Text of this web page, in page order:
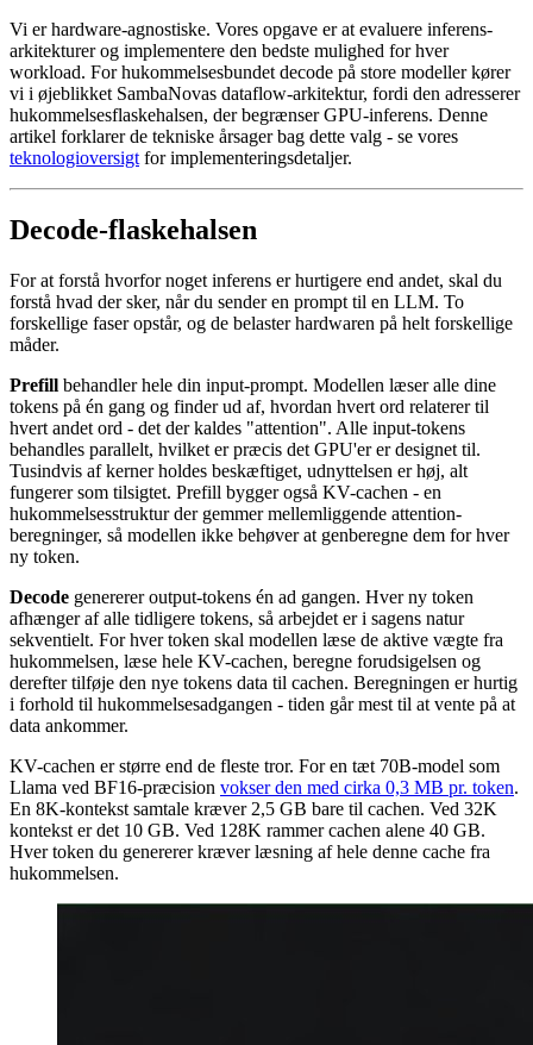
Vi er hardware-agnostiske. Vores opgave er at evaluere inferens-
arkitekturer og implementere den bedste mulighed for hver
workload. For hukommelsesbundet decode på store modeller kører
vi i øjeblikket SambaNovas dataflow-arkitektur, fordi den adresserer
hukommelsesflaskehalsen, der begrænser GPU-inferens. Denne
artikel forklarer de tekniske årsager bag dette valg - se vores
teknologioversigt for implementeringsdetaljer.
Decode-flaskehalsen
For at forstå hvorfor noget inferens er hurtigere end andet, skal du
forstå hvad der sker, når du sender en prompt til en LLM. To
forskellige faser opstår, og de belaster hardwaren på helt forskellige
måder.
Prefill behandler hele din input-prompt. Modellen læser alle dine
tokens på én gang og finder ud af, hvordan hvert ord relaterer til
hvert andet ord - det der kaldes "attention". Alle input-tokens
behandles parallelt, hvilket er præcis det GPU'er er designet til.
Tusindvis af kerner holdes beskæftiget, udnyttelsen er høj, alt
fungerer som tilsigtet. Prefill bygger også KV-cachen - en
hukommelsesstruktur der gemmer mellemliggende attention-
beregninger, så modellen ikke behøver at genberegne dem for hver
ny token.
Decode genererer output-tokens én ad gangen. Hver ny token
afhænger af alle tidligere tokens, så arbejdet er i sagens natur
sekventielt. For hver token skal modellen læse de aktive vægte fra
hukommelsen, læse hele KV-cachen, beregne forudsigelsen og
derefter tilføje den nye tokens data til cachen. Beregningen er hurtig
i forhold til hukommelsesadgangen - tiden går mest til at vente på at
data ankommer.
KV-cachen er større end de fleste tror. For en tæt 70B-model som
Llama ved BF16-præcision vokser den med cirka 0,3 MB pr. token.
En 8K-kontekst samtale kræver 2,5 GB bare til cachen. Ved 32K
kontekst er det 10 GB. Ved 128K rammer cachen alene 40 GB.
Hver token du genererer kræver læsning af hele denne cache fra
hukommelsen.